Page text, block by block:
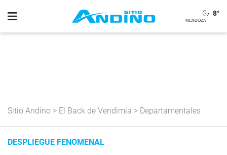
8°
Sitio Andino > El Back de Vendimia > Departamentales
DESPLIEGUE FENOMENAL